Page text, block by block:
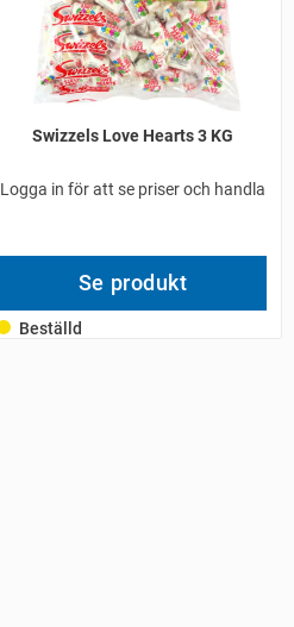
Swizzels Love Hearts 3 KG
Logga in för att se priser och handla
Se produkt
Beställd